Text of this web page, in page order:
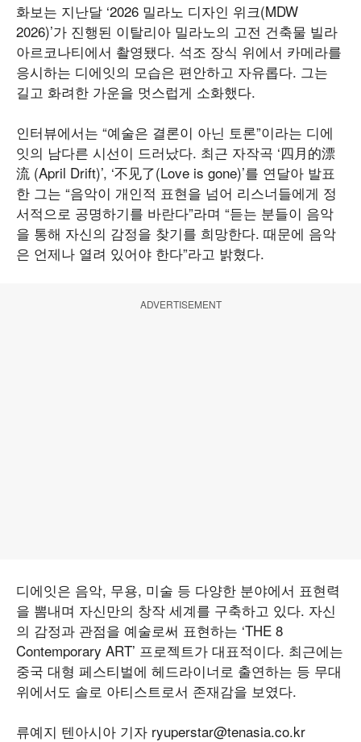
화보는 지난달 ‘2026 밀라노 디자인 위크(MDW
2026)’가 진행된 이탈리아 밀라노의 고전 건축물 빌라
아르코나티에서 촬영됐다. 석조 장식 위에서 카메라를
응시하는 디에잇의 모습은 편안하고 자유롭다. 그는
길고 화려한 가운을 멋스럽게 소화했다.
인터뷰에서는 “예술은 결론이 아닌 토론”이라는 디에
잇의 남다른 시선이 드러났다. 최근 자작곡 ‘四月的漂
流 (April Drift)’, ‘不见了(Love is gone)’를 연달아 발표
한 그는 “음악이 개인적 표현을 넘어 리스너들에게 정
서적으로 공명하기를 바란다”라며 “듣는 분들이 음악
을 통해 자신의 감정을 찾기를 희망한다. 때문에 음악
은 언제나 열려 있어야 한다”라고 밝혔다.
ADVERTISEMENT
디에잇은 음악, 무용, 미술 등 다양한 분야에서 표현력
을 뽐내며 자신만의 창작 세계를 구축하고 있다. 자신
의 감정과 관점을 예술로써 표현하는 ‘THE 8
Contemporary ART’ 프로젝트가 대표적이다. 최근에는
중국 대형 페스티벌에 헤드라이너로 출연하는 등 무대
위에서도 솔로 아티스트로서 존재감을 보였다.
류예지 텐아시아 기자 ryuperstar@tenasia.co.kr